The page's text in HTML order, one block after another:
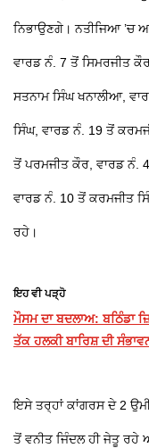
ਨਿਭਾਉਣਗੇ। ਨਤੀਜਿਆ ’ਚ
ਵਾਰਡ ਨੰ. 7 ਤੋਂ ਸਿਮਰਜੀਤ
ਸਤਨਾਮ ਸਿੰਘ ਖਨਾਲੀਆ,
ਸਿੰਘ, ਵਾਰਡ ਨੰ. 19 ਤੋਂ
ਤੋਂ ਪਰਮਜੀਤ ਕੌਰ, ਵਾਰਡ ਨੰ.
ਵਾਰਡ ਨੰ. 10 ਤੋਂ ਕਰਮਜੀਤ
ਰਹੇ।
ਇਹ ਵੀ ਪੜ੍ਹੋ
ਮੌਸਮ ਦਾ ਬਦਲਾਅ: ਬਠਿੰਡਾ
ਤੱਕ ਹਲਕੀ ਬਾਰਿਸ਼ ਦੀ
ਇਸੇ ਤਰ੍ਹਾਂ ਕਾਂਗਰਸ ਦੇ 2
ਤੋਂ ਵਨੀਤ ਜਿੰਦਲ ਹੀ ਜੇਤੂ ਰਹੇ